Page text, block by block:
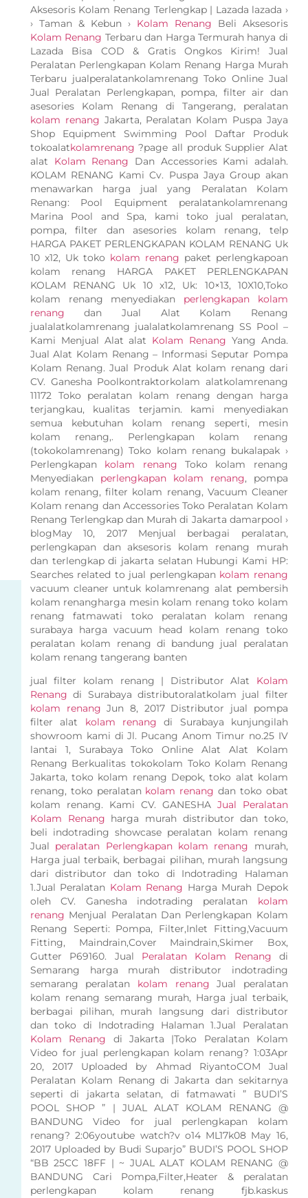
Aksesoris Kolam Renang Terlengkap | Lazada lazada ›
› Taman & Kebun ›Kolam Renang Beli Aksesoris
Kolam Renang Terbaru dan Harga Termurah hanya di
Lazada Bisa COD & Gratis Ongkos Kirim! Jual
Peralatan Perlengkapan Kolam Renang Harga Murah
Terbaru jualperalatankolamrenang Toko Online Jual
Jual Peralatan Perlengkapan, pompa, filter air dan
asesories Kolam Renang di Tangerang, peralatan
kolam renang Jakarta, Peralatan Kolam Puspa Jaya
Shop Equipment Swimming Pool Daftar Produk
tokoalatkolamrenang ?page all produk Supplier Alat
alat Kolam Renang Dan Accessories Kami adalah.
KOLAM RENANG Kami Cv. Puspa Jaya Group akan
menawarkan harga jual yang Peralatan Kolam
Renang: Pool Equipment peralatankolamrenang
Marina Pool and Spa, kami toko jual peralatan,
pompa, filter dan asesories kolam renang, telp
HARGA PAKET PERLENGKAPAN KOLAM RENANG Uk
10 x12, Uk toko kolam renang paket perlengkapoan
kolam renang HARGA PAKET PERLENGKAPAN
KOLAM RENANG Uk 10 x12, Uk: 10×13, 10X10,Toko
kolam renang menyediakan perlengkapan kolam
renang dan Jual Alat Kolam Renang
jualalatkolamrenang jualalatkolamrenang SS Pool –
Kami Menjual Alat alat Kolam Renang Yang Anda.
Jual Alat Kolam Renang – Informasi Seputar Pompa
Kolam Renang. Jual Produk Alat kolam renang dari
CV. Ganesha Poolkontraktorkolam alatkolamrenang
11172 Toko peralatan kolam renang dengan harga
terjangkau, kualitas terjamin. kami menyediakan
semua kebutuhan kolam renang seperti, mesin
kolam renang,. Perlengkapan kolam renang
(tokokolamrenang) Toko kolam renang bukalapak ›
Perlengkapan kolam renang Toko kolam renang
Menyediakan perlengkapan kolam renang, pompa
kolam renang, filter kolam renang, Vacuum Cleaner
Kolam renang dan Accessories Toko Peralatan Kolam
Renang Terlengkap dan Murah di Jakarta damarpool ›
blogMay 10, 2017 Menjual berbagai peralatan,
perlengkapan dan aksesoris kolam renang murah
dan terlengkap di jakarta selatan Hubungi Kami HP:
Searches related to jual perlengkapan kolam renang
vacuum cleaner untuk kolamrenang alat pembersih
kolam renangharga mesin kolam renang toko kolam
renang fatmawati toko peralatan kolam renang
surabaya harga vacuum head kolam renang toko
peralatan kolam renang di bandung jual peralatan
kolam renang tangerang banten
jual filter kolam renang | Distributor Alat Kolam
Renang di Surabaya distributoralatkolam jual filter
kolam renang Jun 8, 2017 Distributor jual pompa
filter alat kolam renang di Surabaya kunjungilah
showroom kami di Jl. Pucang Anom Timur no.25 IV
lantai 1, Surabaya Toko Online Alat Alat Kolam
Renang Berkualitas tokokolam Toko Kolam Renang
Jakarta, toko kolam renang Depok, toko alat kolam
renang, toko peralatankolam renang dan toko obat
kolam renang. Kami CV. GANESHA Jual Peralatan
Kolam Renang harga murah distributor dan toko,
beli indotrading showcase peralatan kolam renang
Jual peralatan Perlengkapan kolam renang murah,
Harga jual terbaik, berbagai pilihan, murah langsung
dari distributor dan toko di Indotrading Halaman
1.Jual Peralatan Kolam Renang Harga Murah Depok
oleh CV. Ganesha indotrading peralatan kolam
renang Menjual Peralatan Dan Perlengkapan Kolam
Renang Seperti: Pompa, Filter,Inlet Fitting,Vacuum
Fitting, Maindrain,Cover Maindrain,Skimer Box,
Gutter P69160. Jual Peralatan Kolam Renang di
Semarang harga murah distributor indotrading
semarang peralatan kolam renang Jual peralatan
kolam renang semarang murah, Harga jual terbaik,
berbagai pilihan, murah langsung dari distributor
dan toko di Indotrading Halaman 1.Jual Peralatan
Kolam Renang di Jakarta |Toko Peralatan Kolam
Video for jual perlengkapan kolam renang? 1:03Apr
20, 2017 Uploaded by Ahmad RiyantoCOM Jual
Peralatan Kolam Renang di Jakarta dan sekitarnya
seperti di jakarta selatan, di fatmawati ” BUDI’S
POOL SHOP ” | JUAL ALAT KOLAM RENANG @
BANDUNG Video for jual perlengkapan kolam
renang? 2:06youtube watch?v o14 ML17k08 May 16,
2017 Uploaded by Budi Suparjo” BUDI’S POOL SHOP
“BB 25CC 18FF | ~ JUAL ALAT KOLAM RENANG @
BANDUNG Cari Pompa,Filter,Heater & peralatan
perlengkapan kolam renang fjb.kaskus